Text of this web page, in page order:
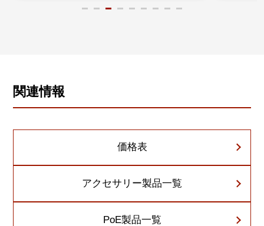
関連情報
価格表
アクセサリー製品一覧
PoE製品一覧